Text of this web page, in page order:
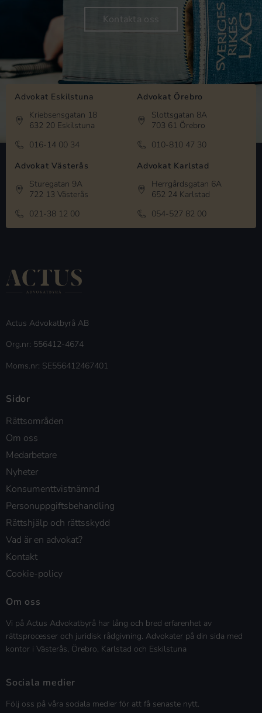
Kontakta oss
Advokat Eskilstuna
Kriebsensgatan 18
632 20 Eskilstuna
016-14 00 34
Advokat Örebro
Slottsgatan 8A
703 61 Örebro
010-810 47 30
Advokat Västerås
Sturegatan 9A
722 13 Västerås
021-38 12 00
Advokat Karlstad
Herrgårdsgatan 6A
652 24 Karlstad
054-527 82 00
Actus Advokatbyrå AB
Org.nr: 556412-4674
Moms.nr: SE556412467401
Sidor
Rättsområden
Om oss
Medarbetare
Nyheter
Konsumenttvistnämnd
Personuppgiftsbehandling
Rättshjälp och rättsskydd
Vad är en advokat?
Kontakt
Cookie-policy
Om oss
Vi på Actus Advokatbyrå har lång och bred erfarenhet av
rättsprocesser och juridisk rådgivning. Advokater på din sida med
kontor i Västerås, Örebro, Karlstad och Eskilstuna
Sociala medier
Följ oss på våra sociala medier för att få senaste nytt.